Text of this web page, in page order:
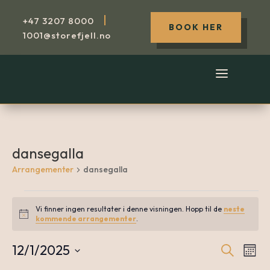
+47 3207 8000 |
1001@storefjell.no
BOOK HER
dansegalla
Arrangementer dansegalla
Arrangementer
Notice
Vi finner ingen resultater i denne visningen. Hopp til de neste
kommende arrangementer.
Søk
12/1/2025